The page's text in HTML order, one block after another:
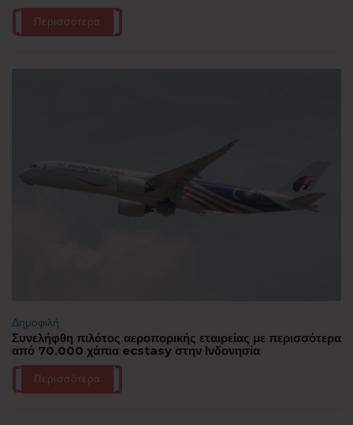
Περισσότερα
Δημοφιλή
Συνελήφθη πιλότος αεροπορικής εταιρείας με περισσότερα
από 70.000 χάπια ecstasy στην Ινδονησία
Περισσότερα